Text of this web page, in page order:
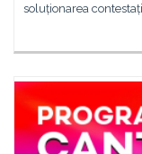
soluționarea